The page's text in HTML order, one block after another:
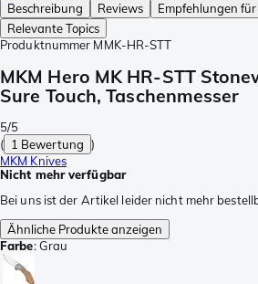
Beschreibung
Reviews Empfehlungen für
Relevante Topics
Produktnummer MMK-HR-STT
MKM Hero MK HR-STT
Sure Touch, Taschenmesser
5/5
( 1 Bewertung )
MKM Knives
Nicht mehr verfügbar
Bei uns ist der Artikel leider nicht mehr
Ähnliche Produkte anzeigen
Farbe:Grau